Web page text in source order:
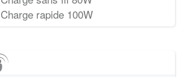
Charge rapide 100W